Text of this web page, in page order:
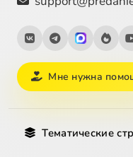
Мне нужна
Тематические